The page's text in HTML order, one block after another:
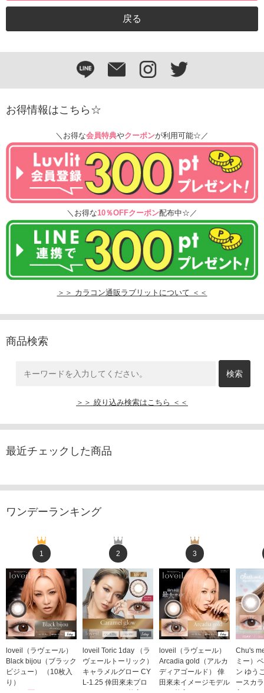
お得情報はこちら☆
＼お得な会員特典やクーポンが利用可能☆／
＼お得な10％OFFクーポン配布中☆／
＞＞ カラコン通販ラブリットについて ＜＜
商品検索
＞＞ 絞り込み検索はこちら ＜＜
最近チェックした商品
ワンデーランキング
1
loveil（ラヴェール）
Black bijou（ブラック
ビジュー） （10枚入
り）
2
loveil Toric 1day （ラ
ヴェールトーリック）
キャラメルグロー CY
L-1.25 倖田來未プロ
3
loveil（ラヴェール）
Arcadia gold（アルカ
ディアゴールド） 倖
田來未イメージモデル
Chu's
ミー）
ン ゆう
ースカ